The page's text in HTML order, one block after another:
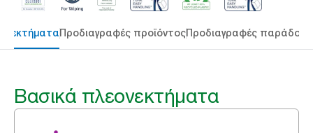
Προδιαγραφές προϊόντοςΠροδιαγραφές
Βασικά πλεονεκτήματα